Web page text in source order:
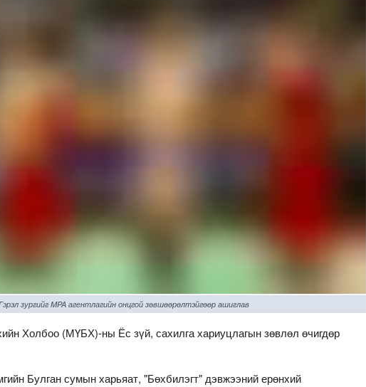
зургийг MPA агентлагийн онцгой зөвшөөрөлтэйгөөр ашиглав
Холбоо (МҮБХ)-ны Ёс зүй, сахилга хариуцлагын зөвлөл өчигдөр
Булган сумын харьяат, "Бөхбилэгт" дэвжээний ерөнхий